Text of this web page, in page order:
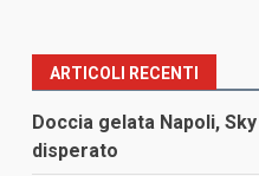
ARTICOLI RECENTI
Doccia gelata Napoli,
disperato